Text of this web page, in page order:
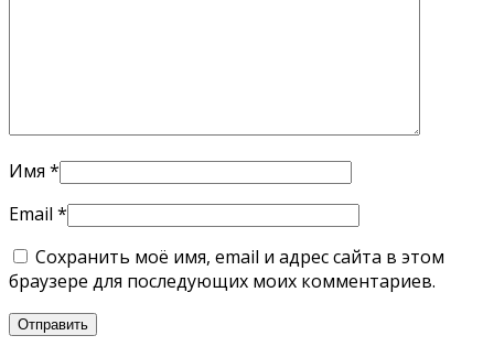
Имя *
Email *
Сохранить моё имя, email и адрес сайта в этом
браузере для последующих моих комментариев.